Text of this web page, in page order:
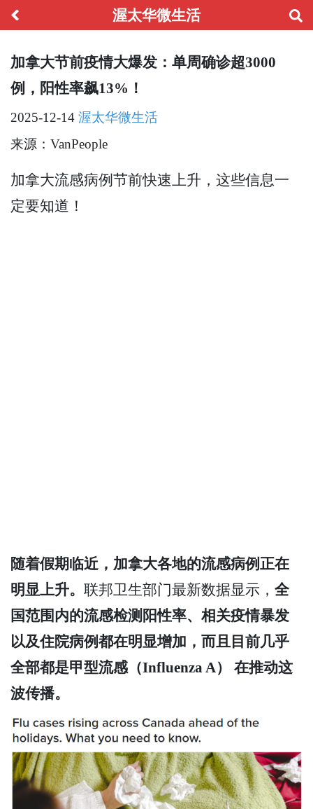
渥太华微生活
加拿大节前疫情大爆发：单周确诊超3000
例，阳性率飙13%！
2025-12-14 渥太华微生活
来源：VanPeople
加拿大流感病例节前快速上升，这些信息一
定要知道！
随着假期临近，加拿大各地的流感病例正在
明显上升。 联邦卫生部门最新数据显示， 全
国范围内的流感检测阳性率、相关疫情暴发
以及住院病例都在明显增加，而且目前几乎
全部都是甲型流感（Influenza A） 在推动这
波传播。